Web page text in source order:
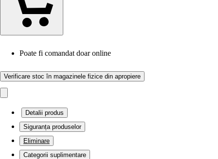
Poate fi comandat doar online
Verificare stoc în magazinele fizice din apropiere
Detalii produs
Siguranța produselor
Eliminare
Categorii suplimentare